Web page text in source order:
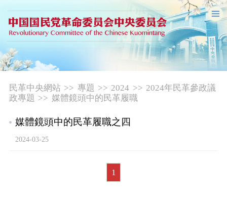
民革中央網站 >> 專題 >> 2024 >> 2024年民革參政議
政專題 >> 媒體鏡頭中的民革履職
媒體鏡頭中的民革履職之四
2024-03-25
1